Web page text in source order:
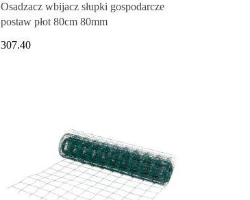
Osadzacz wbijacz słupki gospodarcze
postaw płot 80cm 80mm
307.40